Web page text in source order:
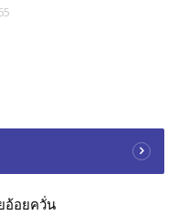
อ้อยควั่น